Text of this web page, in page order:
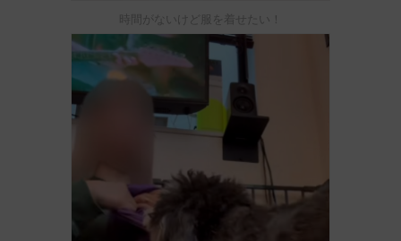
時間がないけど服を着せたい！